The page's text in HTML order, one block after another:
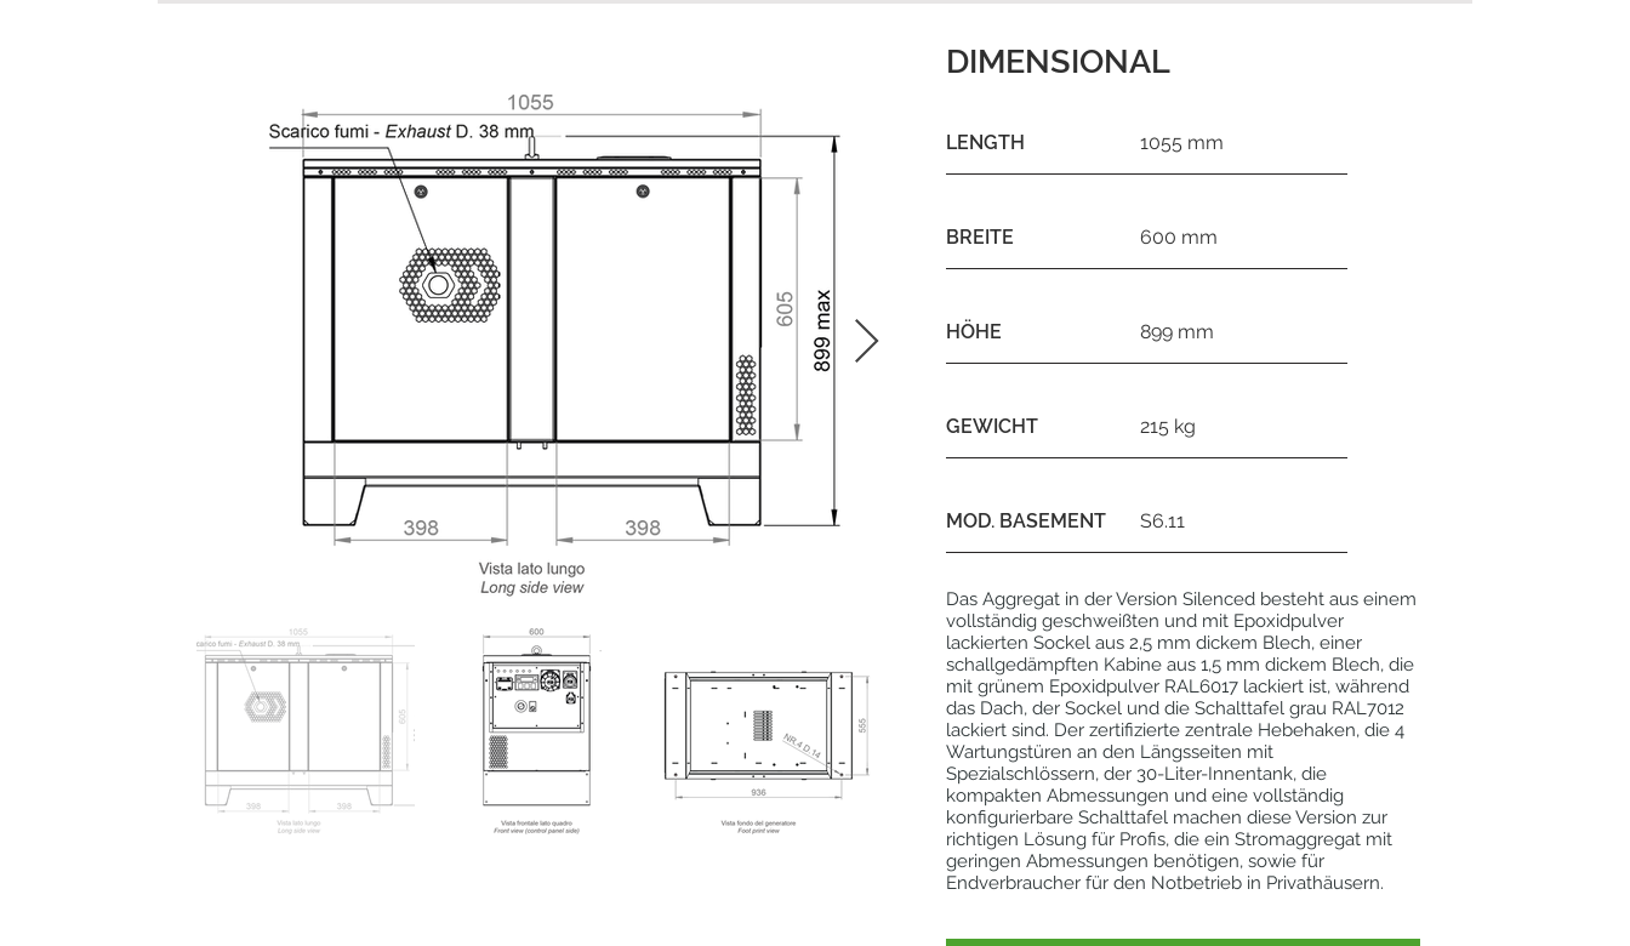
DIMENSIONAL
LENGTH 1055 mm
BREITE 600 mm
HÖHE 899 mm
GEWICHT 215 kg
MOD. BASEMENT S6.11
Das Aggregat in der Version Silenced besteht aus einem
vollständig geschweißten und mit Epoxidpulver
lackierten Sockel aus 2,5 mm dickem Blech, einer
schallgedämpften Kabine aus 1,5 mm dickem Blech, die
mit grünem Epoxidpulver RAL6017 lackiert ist, während
das Dach, der Sockel und die Schalttafel grau RAL7012
lackiert sind. Der zertifizierte zentrale Hebehaken, die 4
Wartungstüren an den Längsseiten mit
Spezialschlössern, der 30-Liter-Innentank, die
kompakten Abmessungen und eine vollständig
konfigurierbare Schalttafel machen diese Version zur
richtigen Lösung für Profis, die ein Stromaggregat mit
geringen Abmessungen benötigen, sowie für
Endverbraucher für den Notbetrieb in Privathäusern.